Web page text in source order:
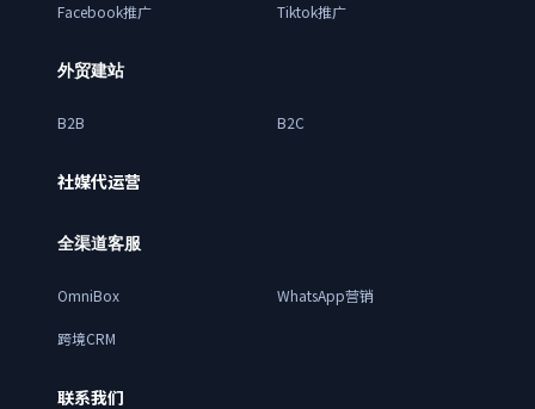
Facebook推广 Tiktok推广
外贸建站
B2B B2C
社媒代运营
全渠道客服
OmniBox WhatsApp营销
跨境CRM
联系我们